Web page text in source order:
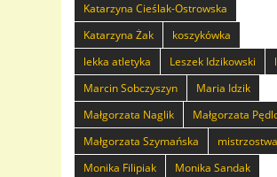
Katarzyna Cieślak-Ostrowska
Katarzyna Żak
koszykówka
lekka atletyka
Leszek Idzikowski
Marcin Sobczyszyn
Maria Idzik
Małgorzata Naglik
Małgorzata
Małgorzata Szymańska
mistrzostwa
Monika Filipiak
Monika Sandak